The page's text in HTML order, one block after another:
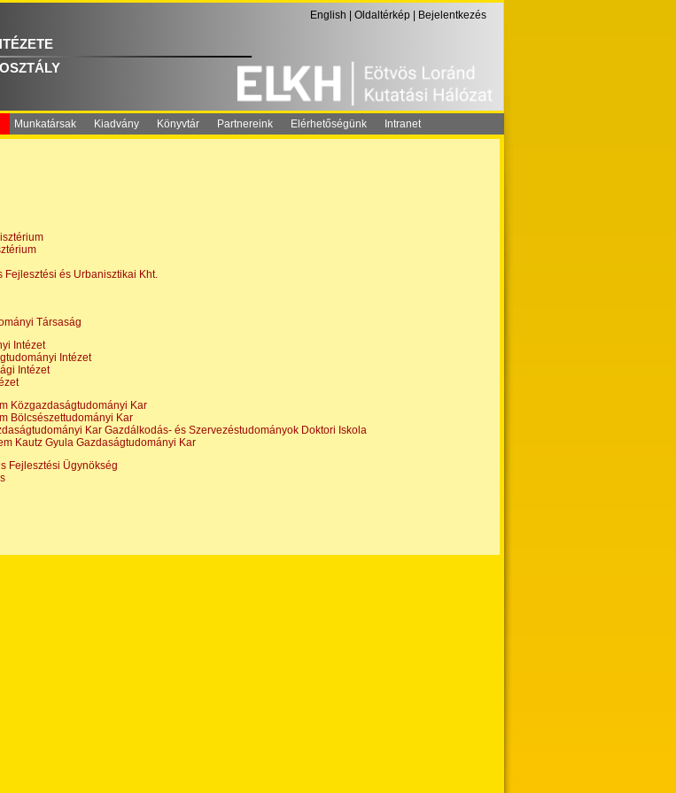
English Oldaltérkép Bejelentkezés
Munkatársak Kiadvány Könyvtár Partnereink Elérhetőségünk Intranet
és Urbanisztikai Kht.
Társaság
Intézet
Intézet
Intézet
Közgazdaságtudományi Kar
Bölcsészettudományi Kar
Kar Gazdálkodás- és Szervezéstudományok Doktori Iskola
Kautz Gyula Gazdaságtudományi Kar
Fejlesztési Ügynökség